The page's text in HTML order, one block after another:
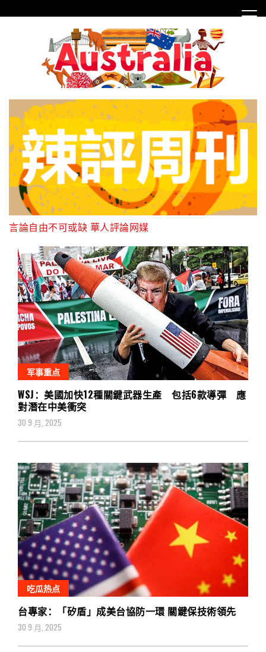
to
言論自由不可或缺 華人評論网媒
军事重点
WSJ：美國加快12種關鍵武器生產 包括6款導彈 應
對潛在中美衝突
30 9 月, 2025
吃瓜热点
台專家：「矽盾」成美台協防一環 關鍵保技術領先
30 9 月, 2025